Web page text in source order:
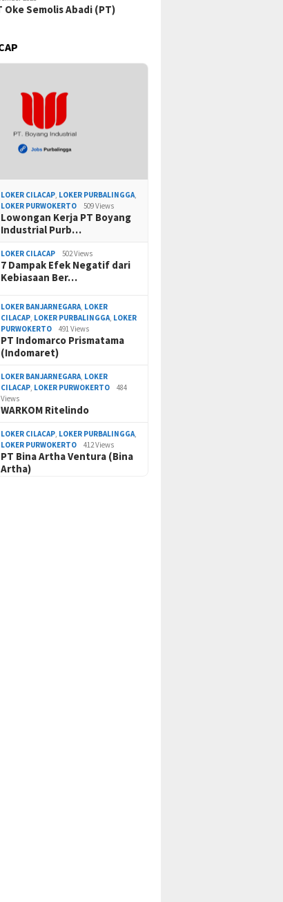
Oke Semolis Abadi (PT)
LOKER CILACAP, LOKER PURBALINGGA,
LOKER PURWOKERTO
509 Views
Lowongan Kerja PT Boyang
Industrial Purb…
LOKER CILACAP 502 Views
7 Dampak Efek Negatif dari
Kebiasaan Ber…
LOKER BANJARNEGARA, LOKER
CILACAP, LOKER PURBALINGGA, LOKER
PURWOKERTO
491 Views
PT Indomarco Prismatama
(Indomaret)
LOKER BANJARNEGARA, LOKER
CILACAP, LOKER PURWOKERTO
484
Views
WARKOM Ritelindo
LOKER CILACAP, LOKER PURBALINGGA,
LOKER PURWOKERTO
412 Views
PT Bina Artha Ventura (Bina
Artha)